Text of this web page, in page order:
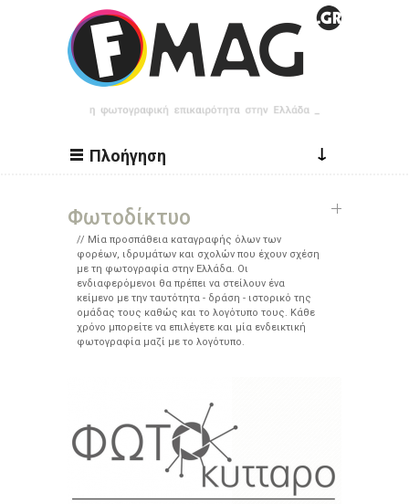
Παράκαμψη προς το κυρίως περιεχόμενο
Πλοήγηση ↓
Φωτοδίκτυο
Μία προσπάθεια καταγραφής όλων των
φορέων, ιδρυμάτων και σχολών που έχουν σχέση
με τη φωτογραφία στην Ελλάδα. Οι
ενδιαφερόμενοι θα πρέπει να στείλουν ένα
κείμενο με την ταυτότητα - δράση - ιστορικό της
ομάδας τους καθώς και το λογότυπο τους. Κάθε
χρόνο μπορείτε να επιλέγετε και μία ενδεικτική
φωτογραφία μαζί με το λογότυπο.